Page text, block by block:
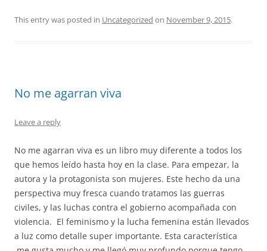
This entry was posted in Uncategorized on November 9, 2015.
No me agarran viva
Leave a reply
No me agarran viva es un libro muy diferente a todos los
que hemos leído hasta hoy en la clase. Para empezar, la
autora y la protagonista son mujeres. Este hecho da una
perspectiva muy fresca cuando tratamos las guerras
civiles, y las luchas contra el gobierno acompañada con
violencia. El feminismo y la lucha femenina están llevados
a luz como detalle super importante. Esta característica